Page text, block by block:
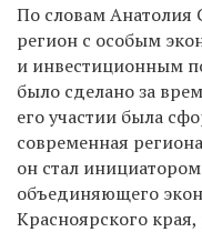
По словам Анатолия
регион с особым
и инвестиционным
было сделано за
его участии была
современная
он стал
объединяющего
Красноярского